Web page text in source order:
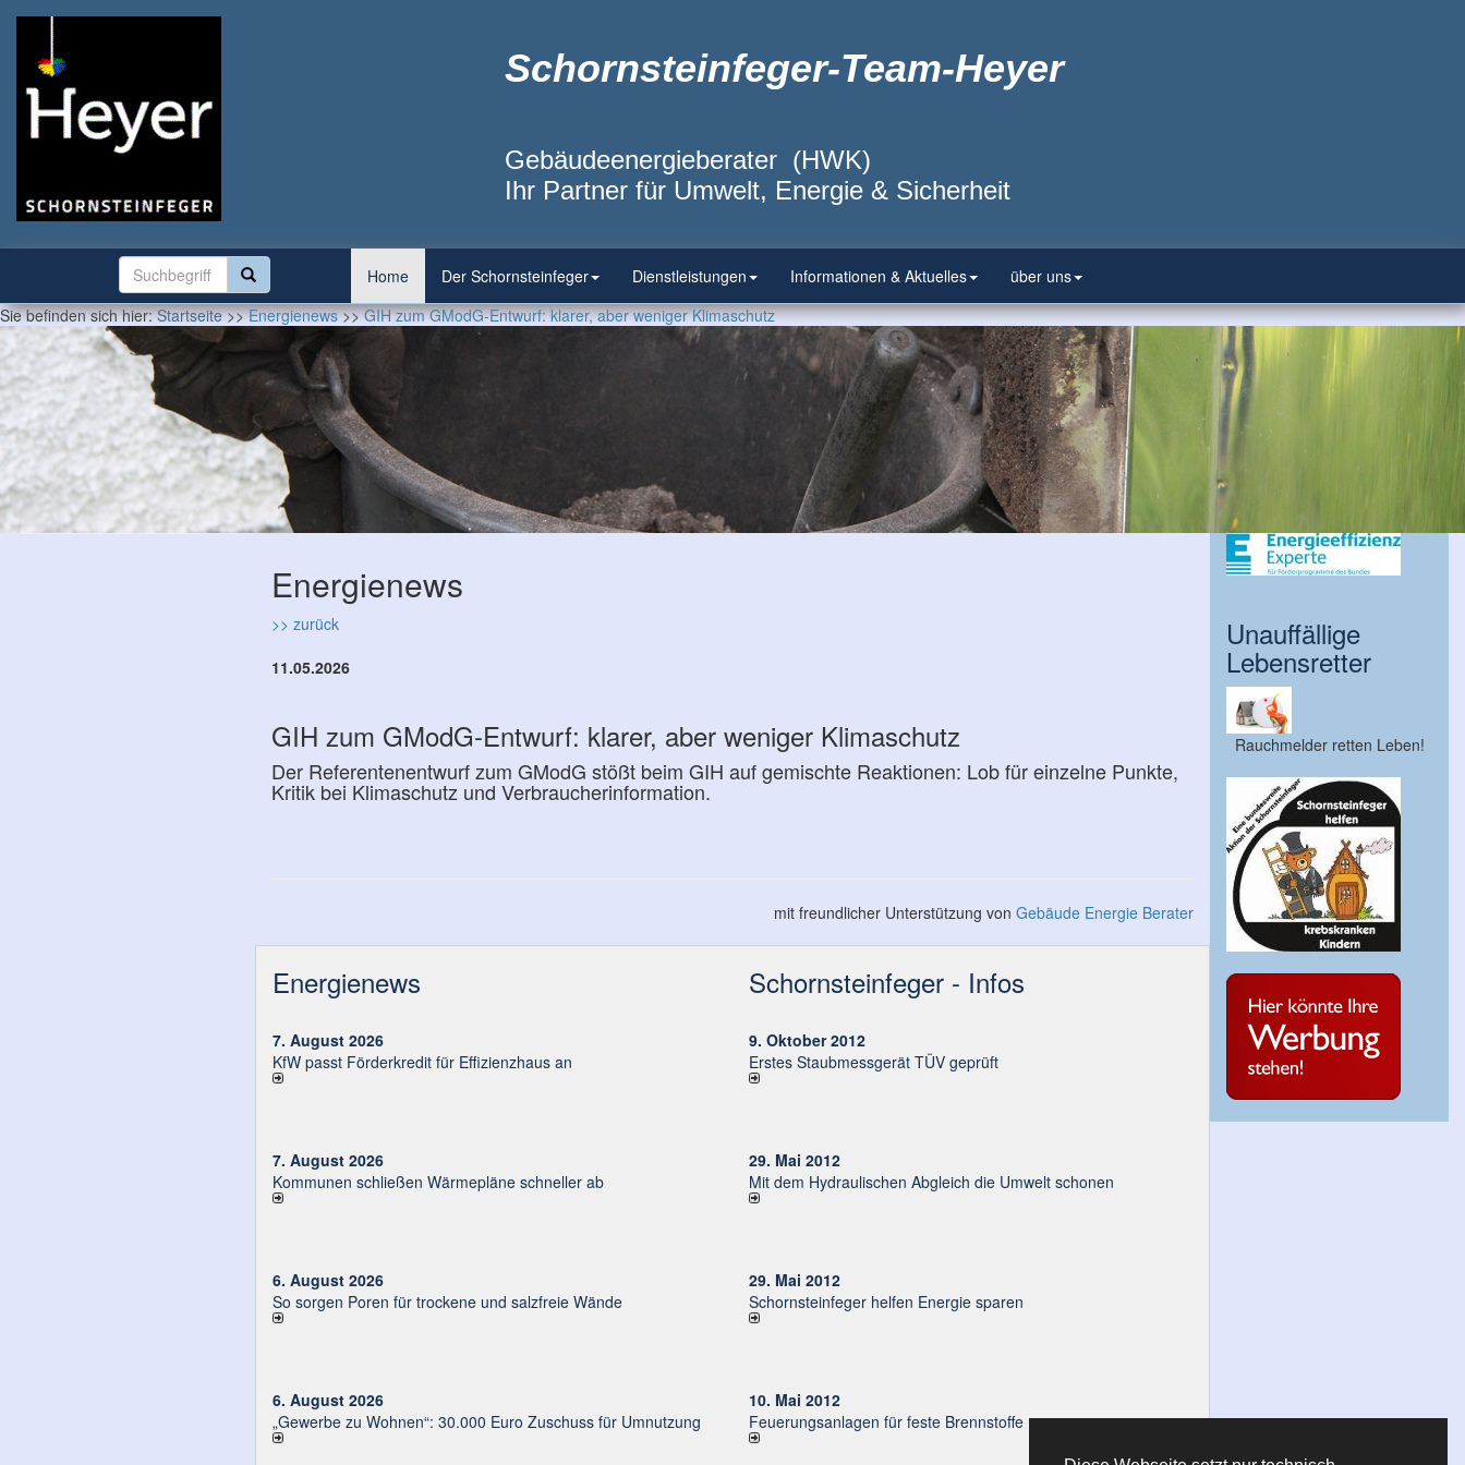
Schornsteinfeger-Team-Heyer
Gebäudeenergieberater (HWK)
Ihr Partner für Umwelt, Energie & Sicherheit
Home Der Schornsteinfeger Dienstleistungen Informationen & Aktuelles
über uns
Sie befinden sich hier:Startseite>>Energienews>>GIH zum GModG-Ent­wurf: kla­rer, aber we­ni­ger Kli­ma­schutz
Energienews
>> zurück
11.05.2026
GIH zum GModG-Ent­wurf: kla­rer, aber we­ni­ger Kli­ma­schutz
Der Referentenentwurf zum GModG stößt beim GIH auf gemischte Reaktionen: Lob für einzelne Punkte,
Kritik bei Kli­ma­schutz und Ver­brau­cher­in­for­ma­ti­on.
mit freundlicher Unterstützung von Gebäude Energie Berater
Energienews
7. August 2026
KfW passt Förderkredit für Effizienzhaus an
7. August 2026
Kommunen schließen Wärmepläne schneller ab
6. August 2026
So sorgen Poren für trockene und salzfreie Wände
6. August 2026
„Gewerbe zu Wohnen“: 30.000 Euro Zu­schuss für Um­nut­zung
Schornsteinfeger - Infos
9. Oktober 2012
Erstes Staubmessgerät TÜV geprüft
29. Mai 2012
Mit dem Hydraulischen Abgleich die Umwelt schonen
29. Mai 2012
Schornsteinfeger helfen Energie sparen
10. Mai 2012
Feuerungsanlagen für feste Brennstoffe
Unauffällige
Lebensretter
Rauchmelder retten Leben!